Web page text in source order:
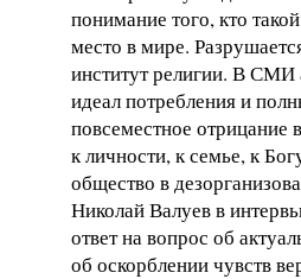
понимание того, кто
место в мире.
институт религии. В СМИ
идеал потребления и
повсеместное
к личности, к семье, к
общество в
Николай Валуев в
ответ на вопрос об
об оскорблении чувств